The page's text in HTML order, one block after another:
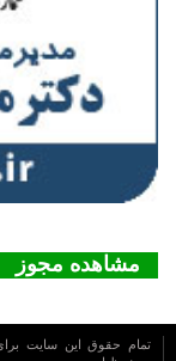
مشاهده مجوز
تمام حقوق این سایت